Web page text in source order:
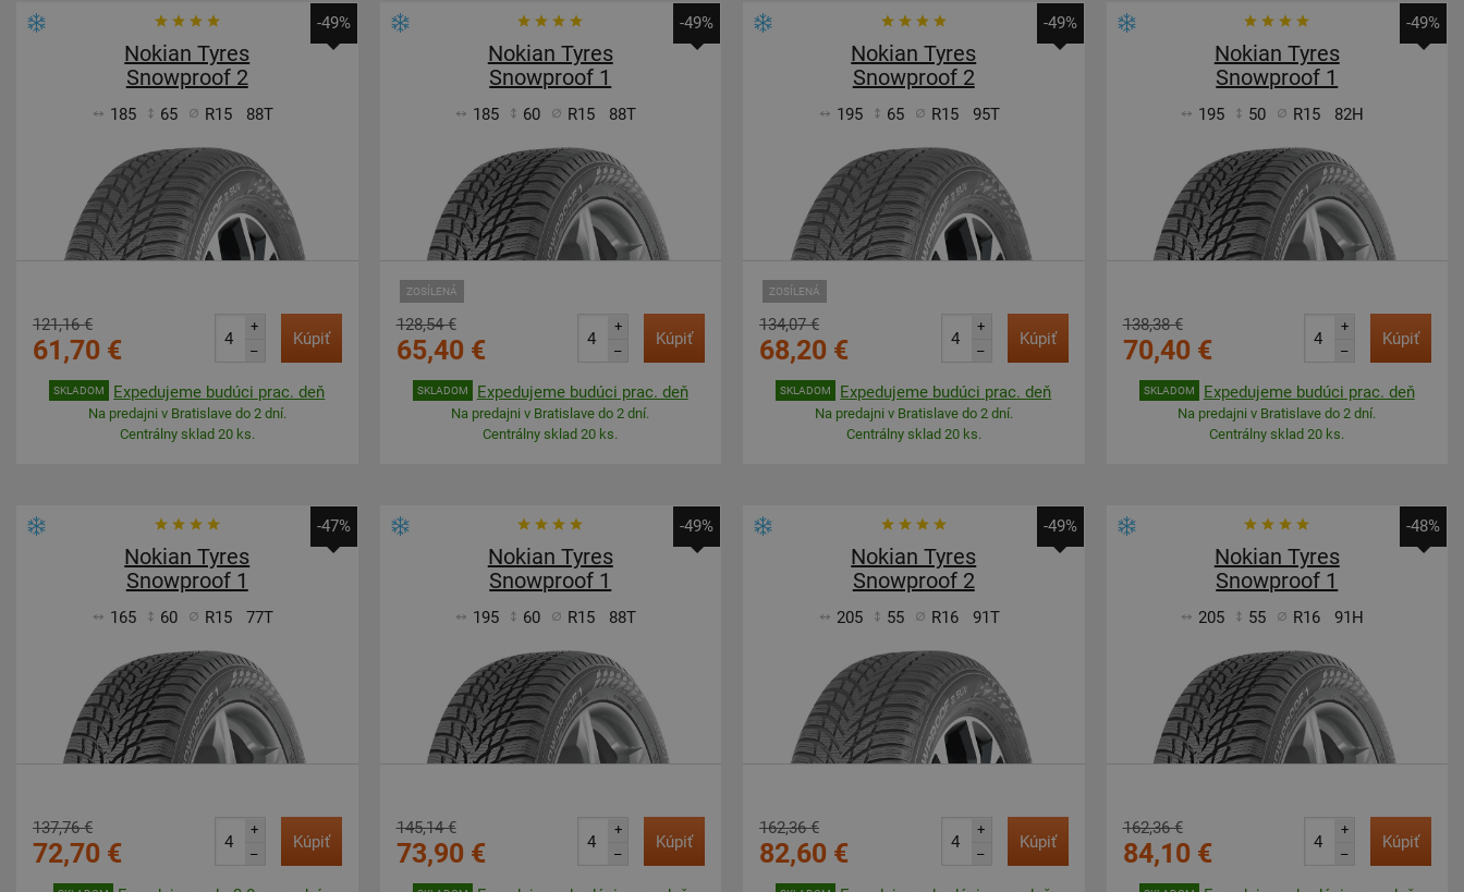
-49%
Nokian Tyres
Snowproof 2
185 65 R15 88T
121,16 €
61,70 €
+
–
Kúpiť
SKLADOM Expedujeme budúci prac. deň
Na predajni v Bratislave do 2 dní.
Centrálny sklad 20 ks.
-49%
Nokian Tyres
Snowproof 1
185 60 R15 88T
ZOSÍLENÁ
128,54 €
65,40 €
+
–
Kúpiť
SKLADOM Expedujeme budúci prac. deň
Na predajni v Bratislave do 2 dní.
Centrálny sklad 20 ks.
-49%
Nokian Tyres
Snowproof 2
195 65 R15 95T
ZOSÍLENÁ
134,07 €
68,20 €
+
–
Kúpiť
SKLADOM Expedujeme budúci prac. deň
Na predajni v Bratislave do 2 dní.
Centrálny sklad 20 ks.
-49%
Nokian Tyres
Snowproof 1
195 50 R15 82H
138,38 €
70,40 €
+
–
Kúpiť
SKLADOM Expedujeme budúci prac. deň
Na predajni v Bratislave do 2 dní.
Centrálny sklad 20 ks.
-47%
Nokian Tyres
Snowproof 1
165 60 R15 77T
137,76 €
72,70 €
+
–
Kúpiť
-49%
Nokian Tyres
Snowproof 1
195 60 R15 88T
145,14 €
73,90 €
+
–
Kúpiť
-49%
Nokian Tyres
Snowproof 2
205 55 R16 91T
162,36 €
82,60 €
+
–
Kúpiť
-48%
Nokian Tyres
Snowproof 1
205 55 R16 91H
162,36 €
84,10 €
+
–
Kúpiť